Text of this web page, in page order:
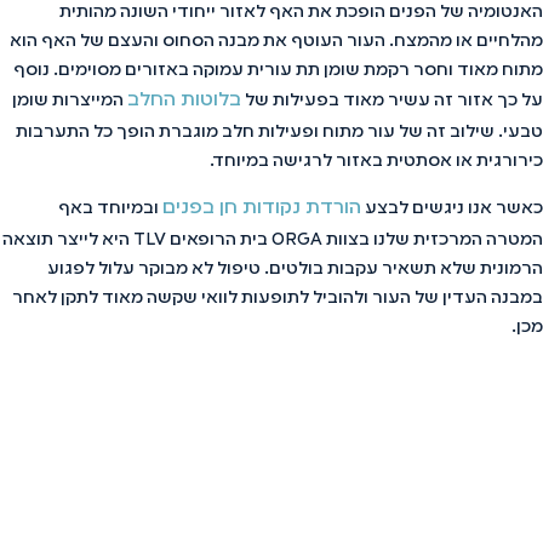
האנטומיה של הפנים הופכת את האף לאזור ייחודי השונה מהותית
מהלחיים או מהמצח. העור העוטף את מבנה הסחוס והעצם של האף הוא
מתוח מאוד וחסר רקמת שומן תת עורית עמוקה באזורים מסוימים. נוסף
על כך אזור זה עשיר מאוד בפעילות של בלוטות החלב המייצרות שומן
טבעי. שילוב זה של עור מתוח ופעילות חלב מוגברת הופך כל התערבות
כירורגית או אסתטית באזור לרגישה במיוחד.
כאשר אנו ניגשים לבצע הורדת נקודות חן בפנים ובמיוחד באף
המטרה המרכזית שלנו בצוות ORGA בית הרופאים TLV היא לייצר תוצאה
הרמונית שלא תשאיר עקבות בולטים. טיפול לא מבוקר עלול לפגוע
במבנה העדין של העור ולהוביל לתופעות לוואי שקשה מאוד לתקן לאחר
מכן.